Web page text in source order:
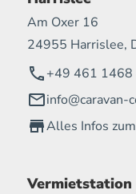
Am Oxer 16
24955 Harrislee,
+49 461 1468
info@caravan-
Alles Infos
Vermietstation